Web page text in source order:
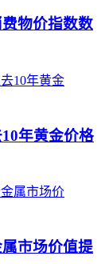
物价指数数
年黄金价格
市场价值提